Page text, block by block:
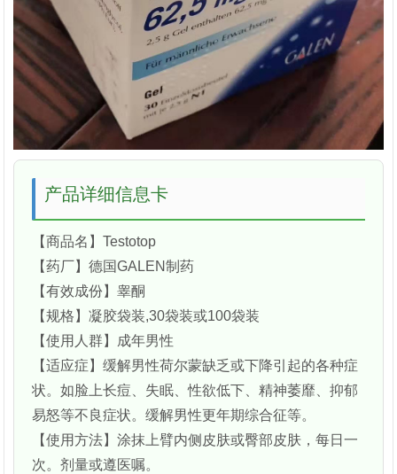
产品详细信息卡
【商品名】Testotop
【药厂】德国GALEN制药
【有效成份】睾酮
【规格】凝胶袋装,30袋装或100袋装
【使用人群】成年男性
【适应症】缓解男性荷尔蒙缺乏或下降引起的各种症
状。如脸上长痘、失眠、性欲低下、精神萎靡、抑郁
易怒等不良症状。缓解男性更年期综合征等。
【使用方法】涂抹上臂内侧皮肤或臀部皮肤，每日一
次。剂量或遵医嘱。